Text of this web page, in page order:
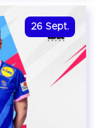
26 Sept.